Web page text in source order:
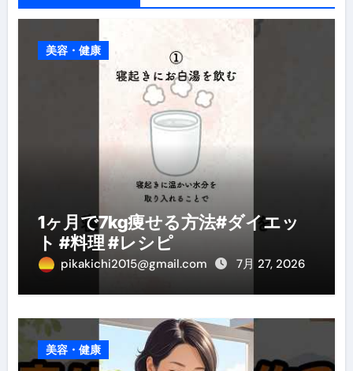
美容・健康
1ヶ月で7kg痩せる方法#ダイエッ
ト #料理 #レシピ
pikakichi2015@gmail.com 7月 27, 2026
美容・健康